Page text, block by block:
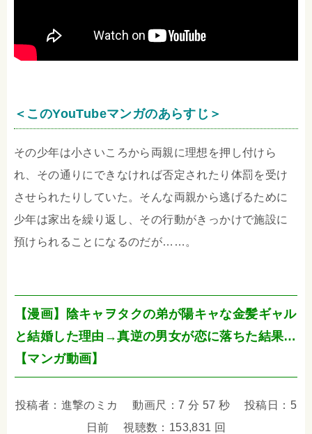
＜このYouTubeマンガのあらすじ＞
その少年は小さいころから両親に理想を押し付けら
れ、その通りにできなければ否定されたり体罰を受け
させられたりしていた。そんな両親から逃げるために
少年は家出を繰り返し、その行動がきっかけで施設に
預けられることになるのだが……。
【漫画】陰キャヲタクの弟が陽キャな金髪ギャル
と結婚した理由→真逆の男女が恋に落ちた結果…
【マンガ動画】
投稿者：進撃のミカ 動画尺：7 分 57 秒 投稿日：5
日前 視聴数：153,831 回